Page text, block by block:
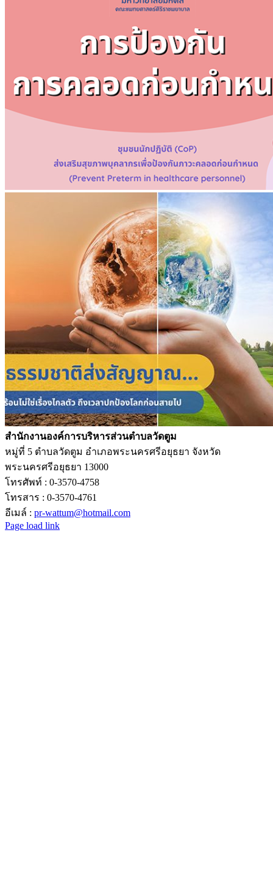
สำนักงานองค์การบริหารส่วนตำบลวัดตูม
หมู่ที่ 5 ตำบลวัดตูม อำเภอพระนครศรีอยุธยา จังหวัด
พระนครศรีอยุธยา 13000
โทรศัพท์ : 0-3570-4758
โทรสาร : 0-3570-4761
อีเมล์ : pr-wattum@hotmail.com
Page load link